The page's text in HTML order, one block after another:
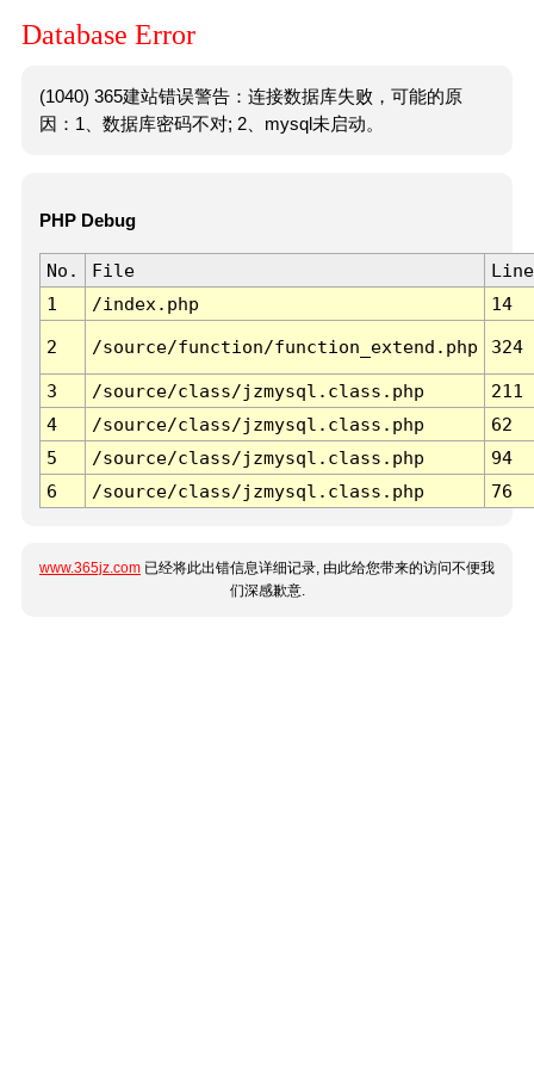
Database Error
(1040) 365建站错误警告：连接数据库失败，可能的原
因：1、数据库密码不对; 2、mysql未启动。
PHP Debug
No. File
Line
1
/index.php 14
2 /source/function/function_extend.php 324
3 /source/class/jzmysql.class.php
211
4
/source/class/jzmysql.class.php
62
5
/source/class/jzmysql.class.php
94
6
/source/class/jzmysql.class.php 76
www.365jz.com 已经将此出错信息详细记录, 由此给您带来的访问不便我
们深感歉意.